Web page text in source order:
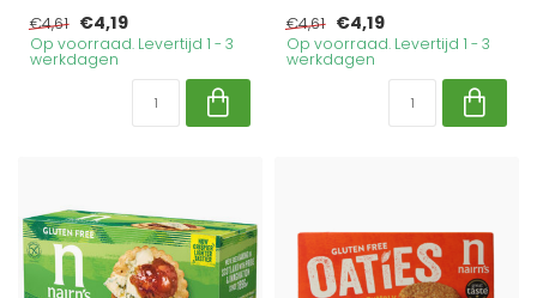
€4,61 €4,19
Op voorraad. Levertijd 1 - 3
werkdagen
€4,61 €4,19
Op voorraad. Levertijd 1 - 3
werkdagen